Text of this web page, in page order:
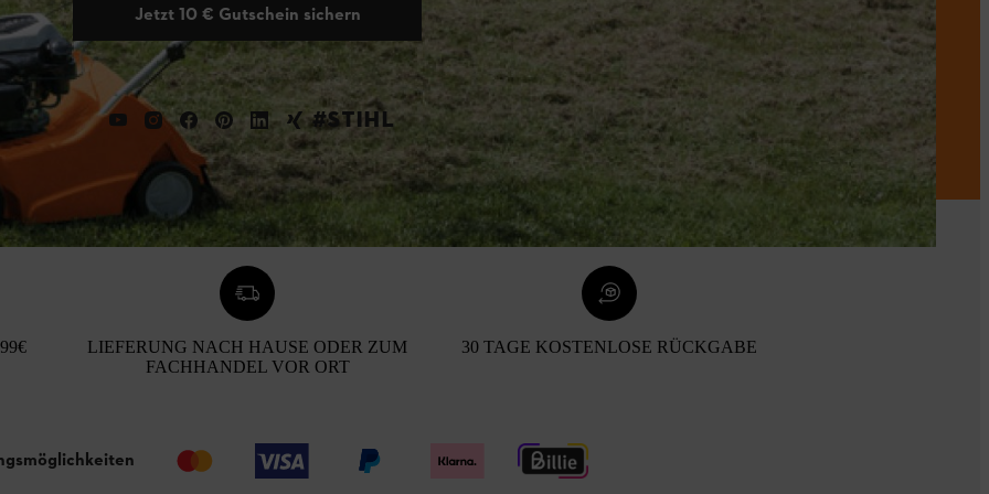
Jetzt 10 € Gutschein sichern
#STIHL
LIEFERUNG NACH HAUSE ODER ZUM
FACHHANDEL VOR ORT
30 TAGE KOSTENLOSE RÜCKGABE